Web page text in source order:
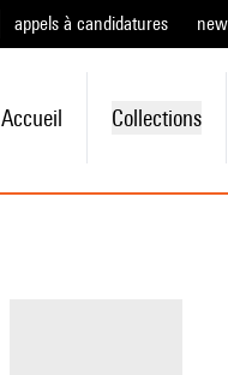
appels à candidatures
Accueil Collections